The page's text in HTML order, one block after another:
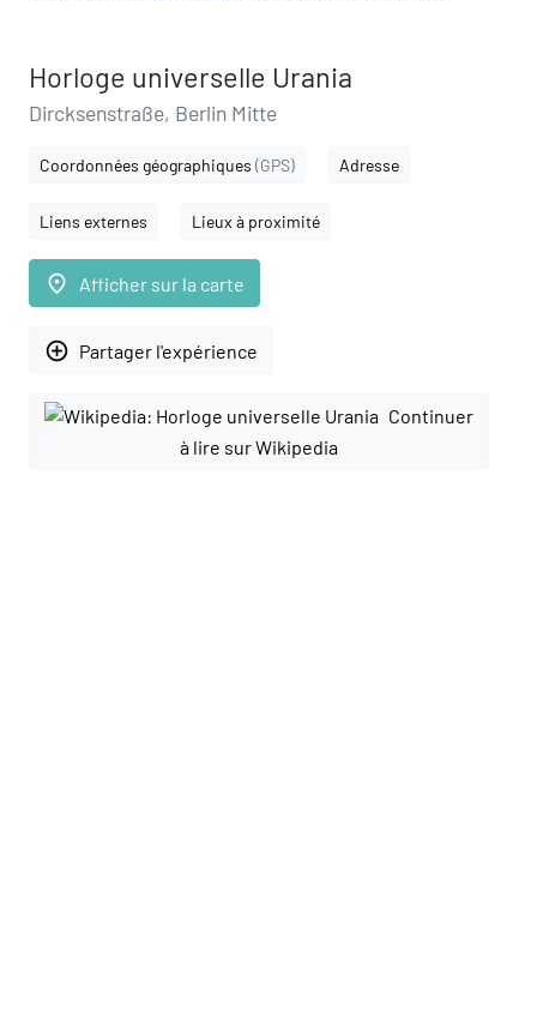
Horloge universelle Urania
Dircksenstraße, Berlin Mitte
Coordonnées géographiques (GPS) Adresse
Liens externes Lieux à proximité
place Afficher sur la carte
add_circle_outline Partager l'expérience
Continuer
à lire sur Wikipedia